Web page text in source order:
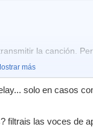
la canción.
más
solo en casos
filtrais las voces de